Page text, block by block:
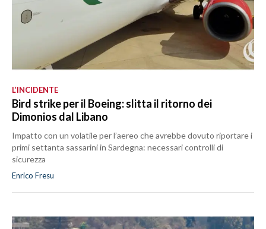
L’INCIDENTE
Bird strike per il Boeing: slitta il ritorno dei
Dimonios dal Libano
Impatto con un volatile per l’aereo che avrebbe dovuto riportare i
primi settanta sassarini in Sardegna: necessari controlli di
sicurezza
Enrico Fresu